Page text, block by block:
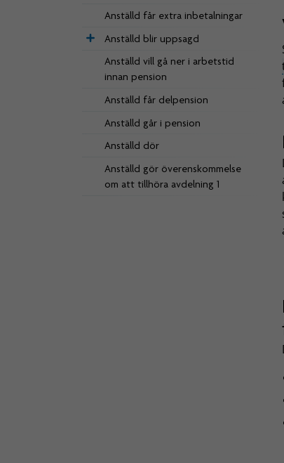
Anställd får extra inbetalningar
Anställd blir uppsagd
Anställd vill gå ner i arbetstid
innan pension
Anställd får delpension
Anställd går i pension
Anställd dör
Anställd gör överenskommelse
om att tillhöra avdelning 1